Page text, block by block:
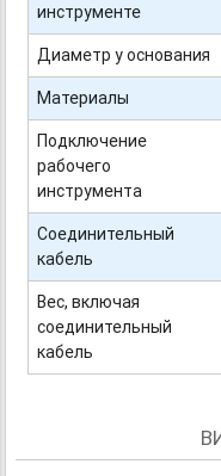
инструменте
Диаметр у основания
Материалы
Подключение
рабочего
инструмента
Соединительный
кабель
Вес, включая
соединительный
кабель